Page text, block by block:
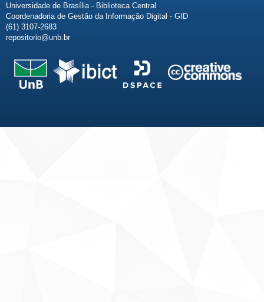
Universidade de Brasília - Biblioteca Central
Coordenadoria de Gestão da Informação Digital - GID
(61) 3107-2683
repositorio@unb.br